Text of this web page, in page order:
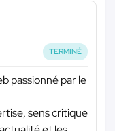
TERMINÉ
passionné par le
sens critique